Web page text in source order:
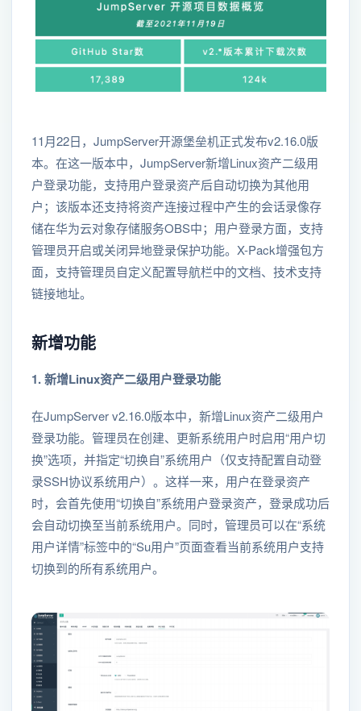
11月22日，JumpServer开源堡垒机正式发布v2.16.0版
本。在这一版本中，JumpServer新增Linux资产二级用
户登录功能，支持用户登录资产后自动切换为其他用
户；该版本还支持将资产连接过程中产生的会话录像存
储在华为云对象存储服务OBS中；用户登录方面，支持
管理员开启或关闭异地登录保护功能。X-Pack增强包方
面，支持管理员自定义配置导航栏中的文档、技术支持
链接地址。
新增功能
1. 新增Linux资产二级用户登录功能
在JumpServer v2.16.0版本中，新增Linux资产二级用户
登录功能。管理员在创建、更新系统用户时启用“用户切
换”选项，并指定“切换自”系统用户（仅支持配置自动登
录SSH协议系统用户）。这样一来，用户在登录资产
时，会首先使用“切换自”系统用户登录资产，登录成功后
会自动切换至当前系统用户。同时，管理员可以在“系统
用户详情”标签中的“Su用户”页面查看当前系统用户支持
切换到的所有系统用户。